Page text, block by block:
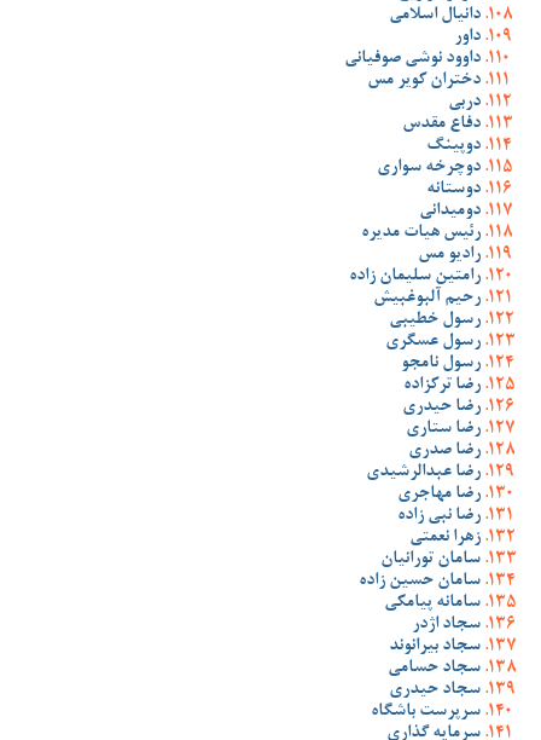
دانیال اسلامی
داور
داوود نوشی صوفیانی
دختران کویر مس
دربی
دفاع مقدس
دوپینگ
دوچرخه سواری
دوستانه
دومیدانی
رئیس هیات مدیره
رادیو مس
رامتین سلیمان زاده
رحیم آلبوغبیش
رسول خطیبی
رسول عسگری
رسول نامجو
رضا ترکزاده
رضا حیدری
رضا ستاری
رضا صدری
رضا عبدالرشیدی
رضا مهاجری
رضا نبی زاده
زهرا نعمتی
سامان تورانیان
سامان حسین زاده
سامانه پیامکی
سجاد اژدر
سجاد بیرانوند
سجاد حسامی
سجاد حیدری
سرپرست باشگاه
سرمایه گذاری